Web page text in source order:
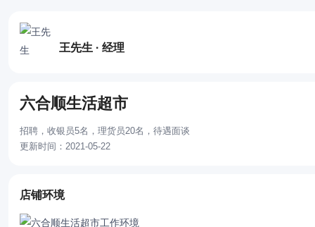
王先生 · 经理
六合顺生活超市
招聘，收银员5名，理货员20名，待遇面谈
更新时间：2021-05-22
店铺环境